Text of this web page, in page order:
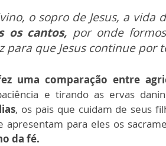
o sopro de Jesus, a vida
os cantos, por onde
para que Jesus continue por
uma comparação entre
e tirando as ervas
, os pais que cuidam de seus
apresentam para eles os
da fé.